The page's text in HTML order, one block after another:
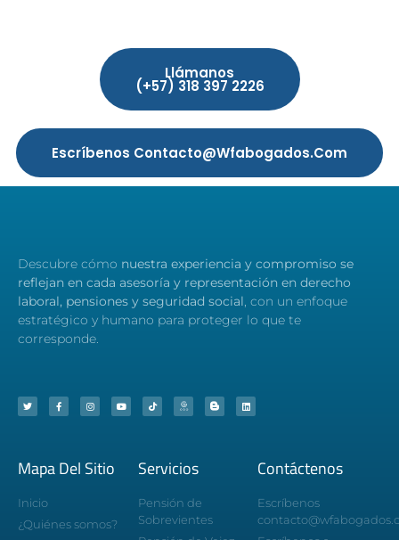
Llámanos
(+57) 318 397 2226
Escríbenos Contacto@wfabogados.com
Descubre cómo nuestra experiencia y compromiso se
reflejan en cada asesoría y representación en derecho
laboral, pensiones y seguridad social, con un enfoque
estratégico y humano para proteger lo que te
corresponde.
Mapa Del Sitio
Inicio
¿Quiénes somos?
Servicios
Pensión de
Sobrevientes
Contáctenos
Escríbenos